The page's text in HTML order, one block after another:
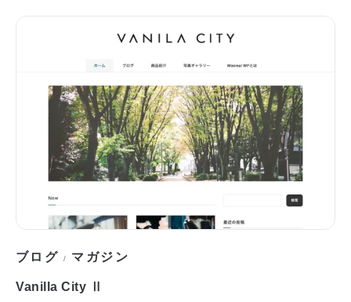
ブログ / マガジン
Vanilla City Ⅱ